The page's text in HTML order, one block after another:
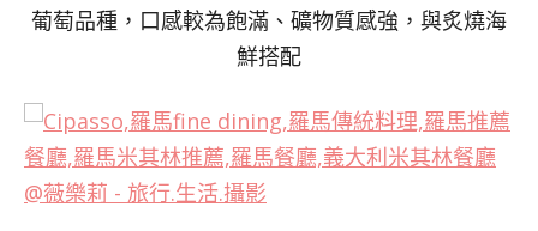
葡萄品種，口感較為飽滿、礦物質感強，與炙燒海
鮮搭配